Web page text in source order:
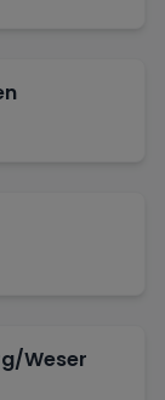
Weser